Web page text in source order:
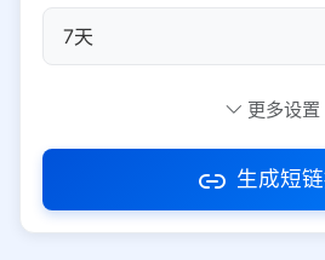
访问密码
更多设置
生成短